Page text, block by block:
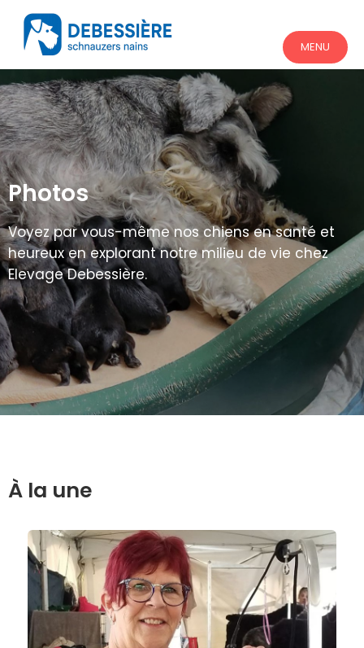
MENU
Photos
Voyez par vous-même nos chiens en santé et
heureux en explorant notre milieu de vie chez
Elevage Debessière.
À la une